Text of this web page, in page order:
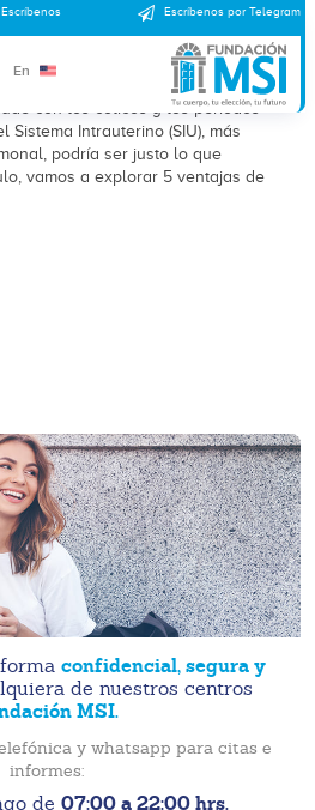
Escríbenos Escríbenos por Telegram
En
el DIU hormonal
anticonceptivo que sea
con los cólicos y los periodos
Sistema Intrauterino (SIU), más
podría ser justo lo que
vamos a explorar 5 ventajas de
confidencial, segura y
de nuestros centros
MSI.
y whatsapp para citas e
informes:
de 07:00 a 22:00 hrs.